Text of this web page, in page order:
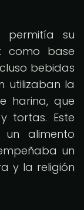
permitía su
como base
bebidas
utilizaban la
harina, que
tortas. Este
alimento
un
y la religión